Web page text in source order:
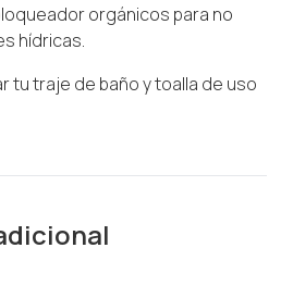
orgánicos para no
hídricas.
tu traje de baño y toalla de uso